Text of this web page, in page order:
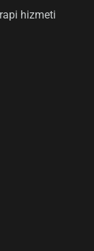
hizmeti